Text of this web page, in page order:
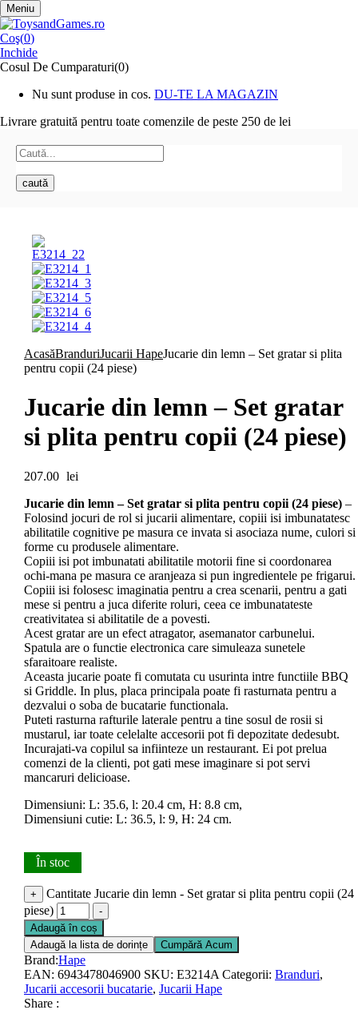
Meniu
Coş(0)
Inchide
Cosul De Cumparaturi(0)
Nu sunt produse in cos. DU-TE LA MAGAZIN
Livrare gratuită pentru toate comenzile de peste 250 de lei
caută
AcasăBranduriJucarii HapeJucarie din lemn – Set gratar si plita
pentru copii (24 piese)
Jucarie din lemn – Set gratar
si plita pentru copii (24 piese)
207.00 lei
Jucarie din lemn – Set gratar si plita pentru copii (24 piese) –
Folosind jocuri de rol si jucarii alimentare, copiii isi imbunatatesc
abilitatile cognitive pe masura ce invata si asociaza nume, culori si
forme cu produsele alimentare.
Copiii isi pot imbunatati abilitatile motorii fine si coordonarea
ochi-mana pe masura ce aranjeaza si pun ingredientele pe frigarui.
Copiii isi folosesc imaginatia pentru a crea scenarii, pentru a gati
mese si pentru a juca diferite roluri, ceea ce imbunatateste
creativitatea si abilitatile de a povesti.
Acest gratar are un efect atragator, asemanator carbunelui.
Spatula are o functie electronica care simuleaza sunetele
sfaraitoare realiste.
Aceasta jucarie poate fi comutata cu usurinta intre functiile BBQ
si Griddle. In plus, placa principala poate fi rasturnata pentru a
dezvalui o soba de bucatarie functionala.
Puteti rasturna rafturile laterale pentru a tine sosul de rosii si
mustarul, iar toate celelalte accesorii pot fi depozitate dedesubt.
Incurajati-va copilul sa infiinteze un restaurant. Ei pot prelua
comenzi de la clienti, pot gati mese imaginare si pot servi
mancaruri delicioase.
Dimensiuni: L: 35.6, l: 20.4 cm, H: 8.8 cm,
Dimensiuni cutie: L: 36.5, l: 9, H: 24 cm.
În stoc
+
Cantitate Jucarie din lemn - Set gratar si plita pentru copii (24
piese)
-
Adaugă în coș
Adaugă la lista de dorințe
Cumpără Acum
Brand:Hape
EAN: 6943478046900 SKU: E3214A Categorii: Branduri,
Jucarii accesorii bucatarie, Jucarii Hape
Share :